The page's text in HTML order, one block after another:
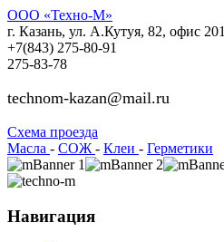
ООО «Техно-М»
г. Казань, ул. А.Кутуя, 82, офис 201
+7(843) 275-80-91
275-83-78
technom-kazan@mail.ru
Cхема проезда
Масла - СОЖ - Клеи - Герметики
Навигация